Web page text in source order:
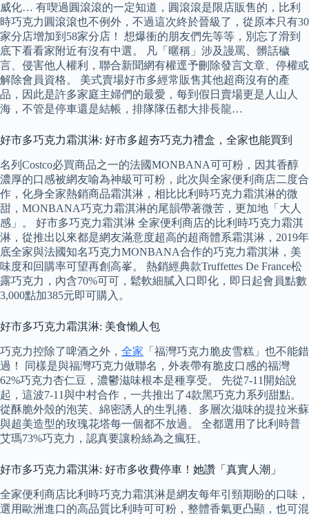
威化… 有喫過圓滾滾的一定知道，圓滾滾是限店販售的，比利
時巧克力圓滾滾也不例外，不過這次終於晉級了，從原本只有30
家分店增加到58家分店！ 想爆衝的朋友們先等等，別忘了滑到
底下看看家附近有沒有中選。 凡「暱稱」涉及謾罵、髒話穢
言、侵害他人權利，聯合新聞網有權逕予刪除發言文章、停權或
解除會員資格。 美式賣場好市多經常販售其他超商沒有的產
品，因此是許多家庭主婦們的最愛，每到假日賣場更是人山人
海，不管是停車還是結帳，排隊隊伍都大排長龍…
好市多巧克力霜淇淋: 好市多超夯巧克力禮盒，全家也能買到
名列Costco必買商品之一的法國MONBANA可可粉，因其香醇
濃厚的口感被網友喻為神級可可粉，此次與全家便利商店二度合
作，化身全家熱銷商品霜淇淋，相比比利時巧克力霜淇淋的微
甜，MONBANA巧克力霜淇淋的尾韻帶著微苦，更加地「大人
感」。 好市多巧克力霜淇淋 全家便利商店的比利時巧克力霜淇
淋，從推出以來都是網友滿意度超高的超商體系霜淇淋，2019年
底全家與法國知名巧克力MONBANA合作的巧克力霜淇淋，美
味度和回購率可望再創高峯。 熱銷經典款Truffettes De France松
露巧克力，內含70%可可，鬆軟細膩入口即化，即日起會員點數
3,000點加385元即可購入。
好市多巧克力霜淇淋: 美食懶人包
巧克力控除了啤酒之外， 全家 「福灣巧克力脆皮雪糕」也不能錯
過！ 同樣是與福灣巧克力做聯名，外表帶有脆皮口感的福灣
62%巧克力杏仁豆，濃鬱滋味根本是種享受。 先從7-11開始說
起，這波7-11與中村合作，一共推出了4款黑巧克力系列甜點。
從酥脆外殼的泡芙、綿密誘人的生乳捲、多層次滋味的提拉米蘇
與超美造型的玫瑰花塔每一個都不放過。 全都選用了比利時普
艾瑪73%巧克力，認真要讓粉絲為之瘋狂。
好市多巧克力霜淇淋: 好市多收費停車！她讚「真實人潮」
全家便利商店比利時巧克力霜淇淋是網友每年引頸期盼的口味，
選用歐洲進口的高品質比利時可可粉，整體香氣更凸顯，也可混